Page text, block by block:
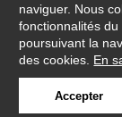
naviguer. Nous
fonctionnalités
poursuivant la
des cookies. En
Accepter